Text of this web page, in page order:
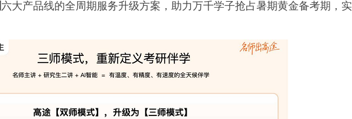
六大产品线的全周期服务升级方案，助力万千学子抢占暑期黄金备考期，实